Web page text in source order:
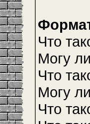
Что
Могу
Что
Могу
Что